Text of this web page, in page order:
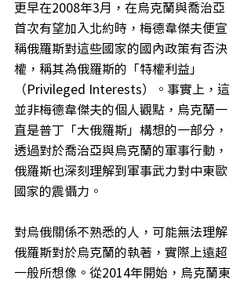
更早在2008年3月，在烏克蘭與喬治亞
首次有望加入北約時，梅德韋傑夫便宣
稱俄羅斯對這些國家的國內政策有否決
權，稱其為俄羅斯的「特權利益」
（Privileged Interests）。事實上，這
並非梅德韋傑夫的個人觀點，烏克蘭一
直是普丁「大俄羅斯」構想的一部分，
透過對於喬治亞與烏克蘭的軍事行動，
俄羅斯也深刻理解到軍事武力對中東歐
國家的震懾力。
對烏俄關係不熟悉的人，可能無法理解
俄羅斯對於烏克蘭的執著，實際上遠超
一般所想像。從2014年開始，烏克蘭東